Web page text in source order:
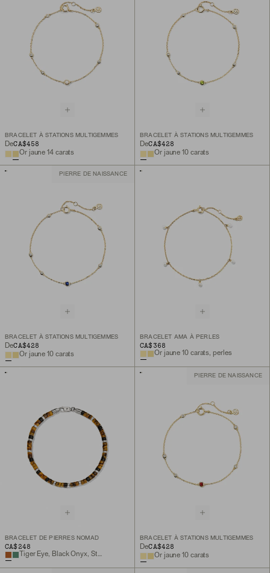
BRACELET À STATIONS MULTIGEMMES
DeCA$458
Or jaune 14 carats
BRACELET À STATIONS MULTIGEMMES
DeCA$428
Or jaune 10 carats
PIERRE DE NAISSANCE
BRACELET À STATIONS MULTIGEMMES
DeCA$428
Or jaune 10 carats
BRACELET AMA À PERLES
CA$368
Or jaune 10 carats, perles
BRACELET DE PIERRES NOMAD
CA$248
PIERRE DE NAISSANCE
BRACELET À STATIONS MULTIGEMMES
DeCA$428
Or jaune 10 carats